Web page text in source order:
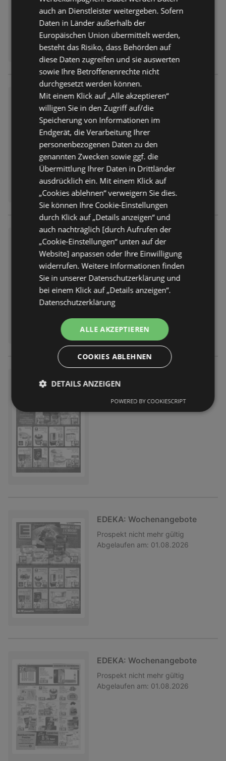
EDEKA: Wochenangebote
Prospekt nicht mehr gültig
Abgelaufen am: 01.08.2026
EDEKA: Wochenangebote
Prospekt nicht mehr gültig
Abgelaufen am:
01.08.2026
Abgelaufen am: 01.08.2026
EDEKA: Wochenangebote
Prospekt nicht mehr gültig
Abgelaufen am: 01.08.2026
EDEKA: Wochenangebote
Prospekt nicht mehr gültig
Abgelaufen am: 01.08.2026
auch an Dienstleister weitergeben. Sofern
Daten in Länder außerhalb der
Europäischen Union übermittelt werden,
besteht das Risiko, dass Behörden auf
diese Daten zugreifen und sie auswerten
sowie Ihre Betroffenenrechte nicht
durchgesetzt werden können.
Mit einem Klick auf „Alle akzeptieren“
willigen Sie in den Zugriff auf/die
Speicherung von Informationen im
Endgerät, die Verarbeitung Ihrer
personenbezogenen Daten zu den
genannten Zwecken sowie ggf. die
Übermittlung Ihrer Daten in Drittländer
ausdrücklich ein. Mit einem Klick auf
„Cookies ablehnen“ verweigern Sie dies.
Sie können Ihre Cookie-Einstellungen
durch Klick auf „Details anzeigen“ und
auch nachträglich [durch Aufrufen der
„Cookie-Einstellungen“ unten auf der
Website] anpassen oder Ihre Einwilligung
widerrufen. Weitere Informationen finden
Sie in unserer Datenschutzerklärung und
bei einem Klick auf „Details anzeigen“.
Datenschutzerklärung
ALLE AKZEPTIEREN
COOKIES ABLEHNEN
DETAILS ANZEIGEN
POWERED BY COOKIESCRIPT